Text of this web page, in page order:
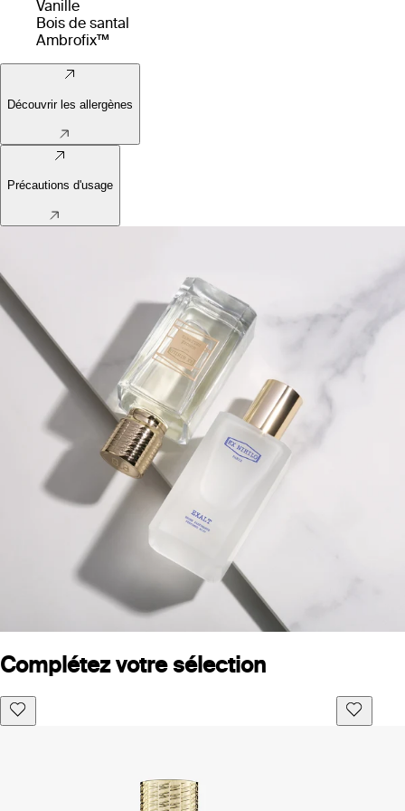
Vanille
Bois de santal
Ambrofix™
Découvrir les allergènes
Précautions d'usage
Complétez votre sélection